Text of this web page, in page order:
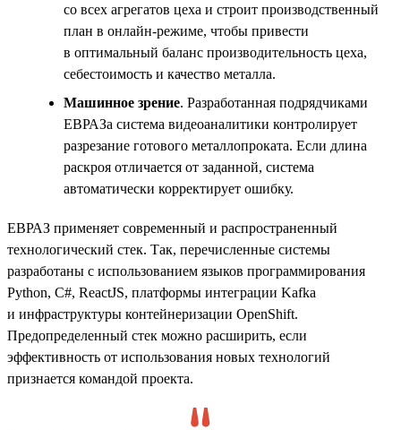
со всех агрегатов цеха и строит производственный
план в онлайн-режиме, чтобы привести
в оптимальный баланс производительность цеха,
себестоимость и качество металла.
Машинное зрение. Разработанная подрядчиками
ЕВРАЗа система видеоаналитики контролирует
разрезание готового металлопроката. Если длина
раскроя отличается от заданной, система
автоматически корректирует ошибку.
ЕВРАЗ применяет современный и распространенный
технологический стек. Так, перечисленные системы
разработаны с использованием языков программирования
Python, С#, ReactJS, платформы интеграции Kafka
и инфраструктуры контейнеризации OpenShift.
Предопределенный стек можно расширить, если
эффективность от использования новых технологий
признается командой проекта.